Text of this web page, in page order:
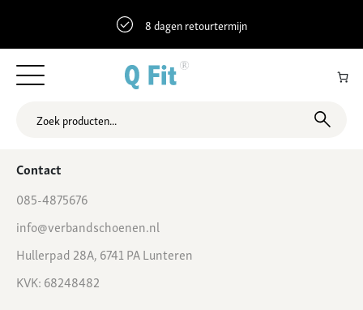
8 dagen retourtermijn
52.7112637 5.7560744 Lange Nering 32, Emmeloord, Nederland
Contact
085-4875676
info@verbandschoenen.nl
Hullerpad 28A, 6741 PA Lunteren
KVK: 68248482